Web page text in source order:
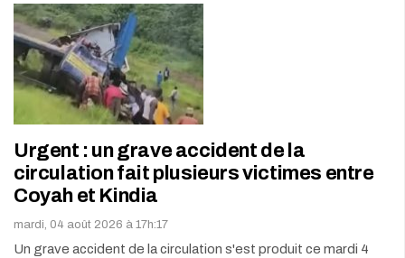
Urgent : un grave accident de la
circulation fait plusieurs victimes entre
Coyah et Kindia
mardi, 04 août 2026 à 17h:17
Un grave accident de la circulation s'est produit ce mardi 4